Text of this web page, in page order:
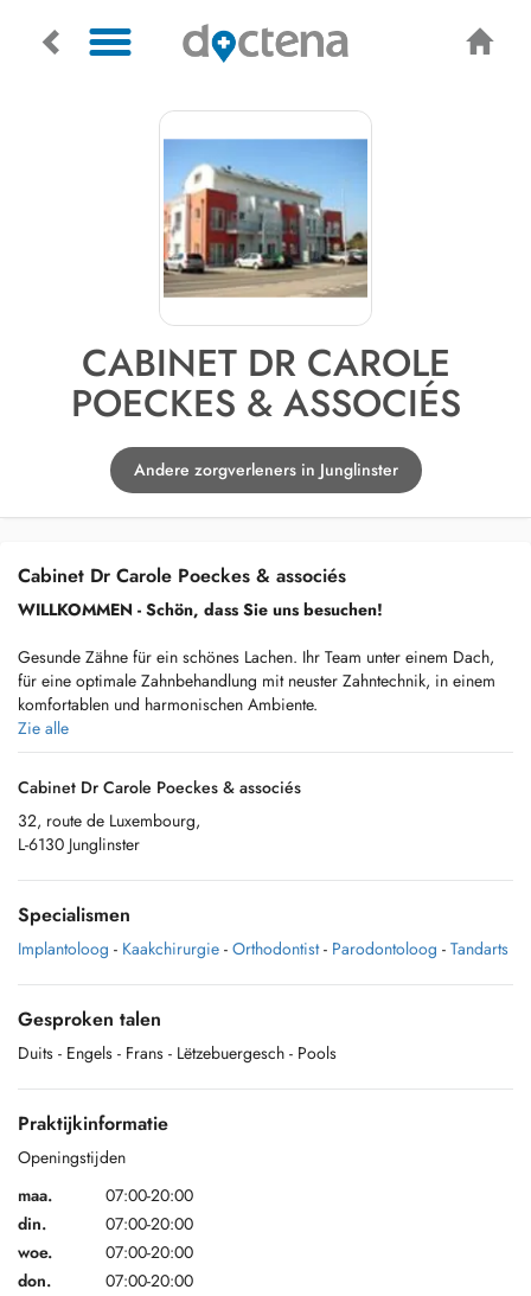
CABINET DR CAROLE
POECKES & ASSOCIÉS
Andere zorgverleners in Junglinster
Cabinet Dr Carole Poeckes & associés
WILLKOMMEN - Schön, dass Sie uns besuchen!
Gesunde Zähne für ein schönes Lachen. Ihr Team unter einem Dach,
für eine optimale Zahnbehandlung mit neuster Zahntechnik, in einem
komfortablen und harmonischen Ambiente.
Wann immer möglich, möchten wir unnötige oder lange Wartezeiten
für Sie vermeiden.
Bitte vereinbaren Sie einen Termin für Ihren Besuch.>/b>
Natürlich können Sie auch kurzfristig einen Termin vereinbaren
bei einem Notfall.
Zie alle
Cabinet Dr Carole Poeckes & associés
32, route de Luxembourg,
L-6130 Junglinster
Specialismen
Implantoloog - Kaakchirurgie - Orthodontist - Parodontoloog - Tandarts
Gesproken talen
Duits - Engels - Frans - Lëtzebuergesch - Pools
Praktijkinformatie
Openingstijden
maa.
07:00-20:00
din.
07:00-20:00
woe.
07:00-20:00
don.
07:00-20:00